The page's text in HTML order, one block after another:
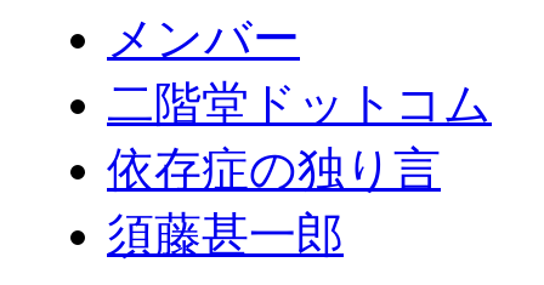
メンバー
二階堂ドットコム
依存症の独り言
須藤甚一郎